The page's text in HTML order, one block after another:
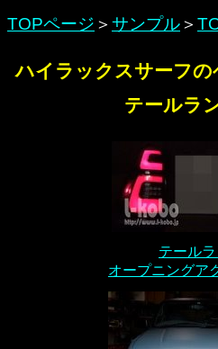
TOPページ ＞サンプル＞
ハイラックスサーフの
テールラ
テール
オープニングア